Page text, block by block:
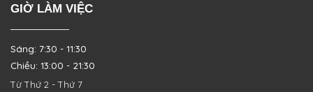
GIỜ LÀM VIỆC
Sáng: 7:30 - 11:30
Chiều: 13:00 - 21:30
Từ Thứ 2 - Thứ 7